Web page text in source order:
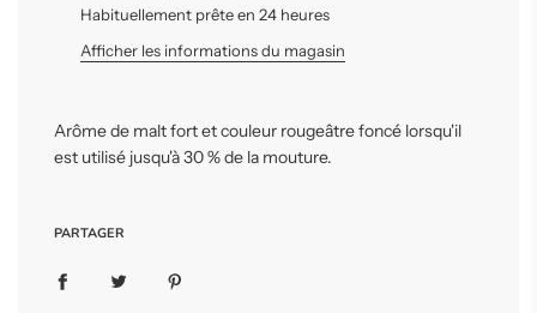
e
n
c
r
s
.
Habituellement prête en 24 heures
Afficher les informations du magasin
Arôme de malt fort et couleur rougeâtre foncé lorsqu'il
est utilisé jusqu'à 30 % de la mouture.
PARTAGER